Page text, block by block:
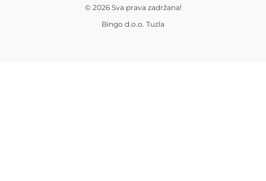
© 2026 Sva prava zadržana!
Bingo d.o.o. Tuzla